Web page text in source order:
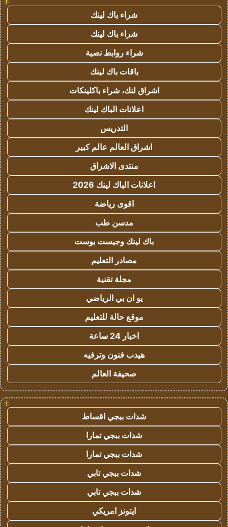
!
شراء باك لينك
شراء باك لينك
شراء روابط نصية
باقات باك لينك
اشراق لنك، شراء باكلينكات
اعلانات الباك لينك
التدريس
اشراق العالم عالم كبير
منتدى الاشراق
اعلانات الباك لينك 2026
اقوى رياضة
مدسن طب
باك لينك وجيست بوست
مصادر التعليم
مجلة تقنية
يو ان بي الرياضي
موقع حالة للتعليم
اخبار 24 ساعة
هيدب فنون وترفيه
صحيفة العالم
!
شدات ببجي اقساط
شدات ببجي تمارا
شدات ببجي تمارا
شدات ببجي تابي
شدات ببجي تابي
ايتونز امريكي